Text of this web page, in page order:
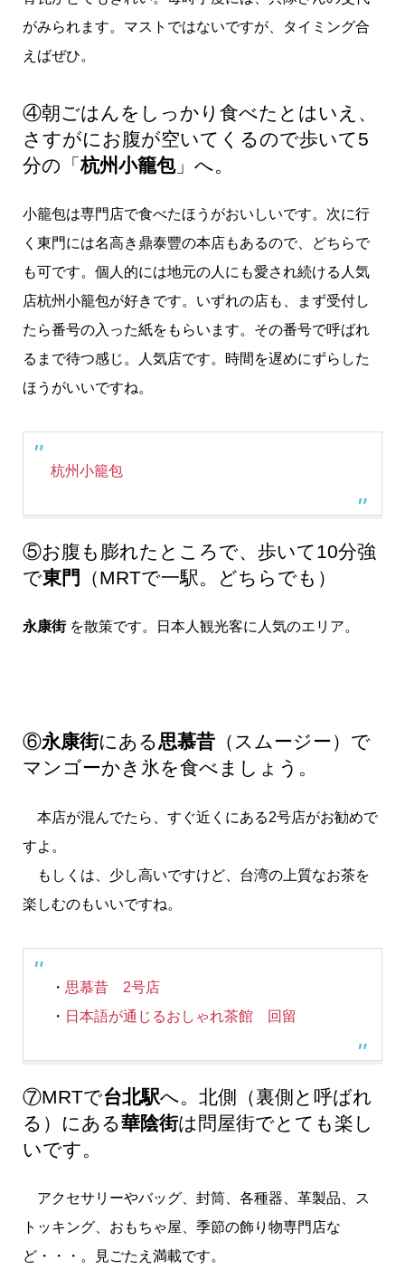
がみられます。マストではないですが、タイミング合
えばぜひ。
④朝ごはんをしっかり食べたとはいえ、
さすがにお腹が空いてくるので歩いて5
分の「杭州小籠包」へ。
小籠包は専門店で食べたほうがおいしいです。次に行
く東門には名高き鼎泰豐の本店もあるので、どちらで
も可です。個人的には地元の人にも愛され続ける人気
店杭州小籠包が好きです。いずれの店も、まず受付し
たら番号の入った紙をもらいます。その番号で呼ばれ
るまで待つ感じ。人気店です。時間を遅めにずらした
ほうがいいですね。
杭州小籠包
⑤お腹も膨れたところで、歩いて10分強
で東門 （MRTで一駅。どちらでも）
永康街を散策です。日本人観光客に人気のエリア。
⑥永康街にある思慕昔（スムージー）で
マンゴーかき氷を食べましょう。
本店が混んでたら、すぐ近くにある2号店がお勧めで
すよ。
もしくは、少し高いですけど、台湾の上質なお茶を
楽しむのもいいですね。
・ 思慕昔 2号店
・ 日本語が通じるおしゃれ茶館 回留
⑦MRTで台北駅へ。北側（裏側と呼ばれ
る）にある華陰街は問屋街でとても楽し
いです。
アクセサリーやバッグ、封筒、各種器、革製品、ス
トッキング、おもちゃ屋、季節の飾り物専門店な
ど・・・。見ごたえ満載です。